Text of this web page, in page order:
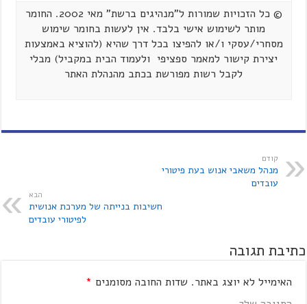
© כל הזכויות שמורות ל"מנהיגים ברשת" מאי 2002. החומר
מותר לשימוש אישי בלבד. אין לעשות בחומר שימוש
מסחרי/עסקי ו/או להפיצו בכל דרך שהיא (להוציא באמצעות
יצירת קישור למאמר ספציפי ולעמוד הבית במקביל) מבלי
לקבל רשות מפורשת בכתב מהנהלת האתר
קודם
מנהל משאבי אנוש בעת פיטורי
עובדים
הבא
חשיבות בנייתה של מערכת אנושית
לפיטורי עובדים
כתיבת תגובה
האימייל לא יוצג באתר. שדות החובה מסומנים *